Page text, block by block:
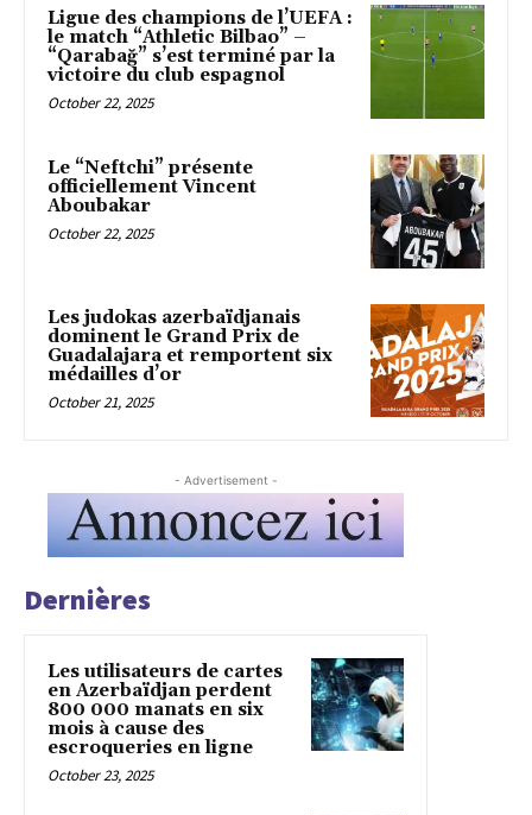
Ligue des champions de l’UEFA :
le match “Athletic Bilbao” –
“Qarabağ” s’est terminé par la
victoire du club espagnol
October 22, 2025
Le “Neftchi” présente
officiellement Vincent
Aboubakar
October 22, 2025
Les judokas azerbaïdjanais
dominent le Grand Prix de
Guadalajara et remportent six
médailles d’or
October 21, 2025
- Advertisement -
Dernières
Les utilisateurs de cartes
en Azerbaïdjan perdent
800 000 manats en six
mois à cause des
escroqueries en ligne
October 23, 2025